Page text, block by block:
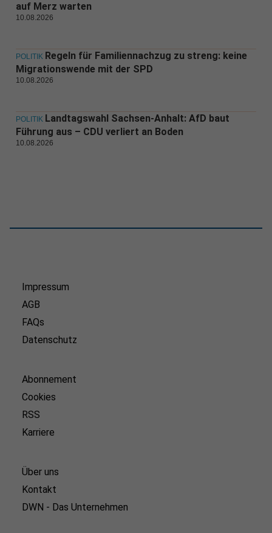
auf Merz warten
10.08.2026
POLITIK Regeln für Familiennachzug zu streng: keine
Migrationswende mit der SPD
10.08.2026
POLITIK Landtagswahl Sachsen-Anhalt: AfD baut
Führung aus – CDU verliert an Boden
10.08.2026
Impressum
AGB
FAQs
Datenschutz
Abonnement
Cookies
RSS
Karriere
Über uns
Kontakt
DWN - Das Unternehmen